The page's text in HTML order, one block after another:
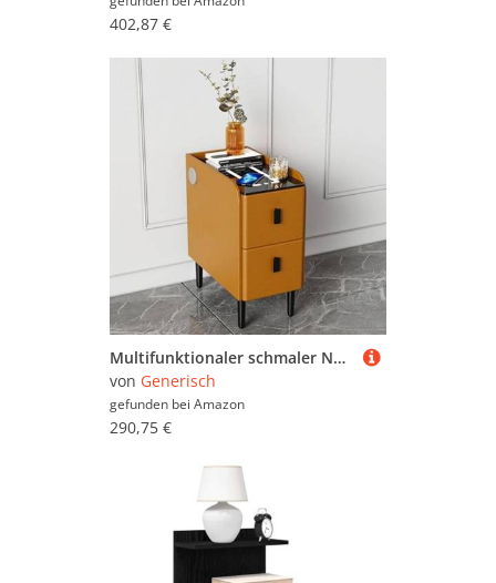
402,87 €
Multifunktionaler schmaler Nachttisch mit USB-Ladestation & Smart LED für Schlafzimmer, kompaktes Design
von Generisch
gefunden bei Amazon
290,75 €